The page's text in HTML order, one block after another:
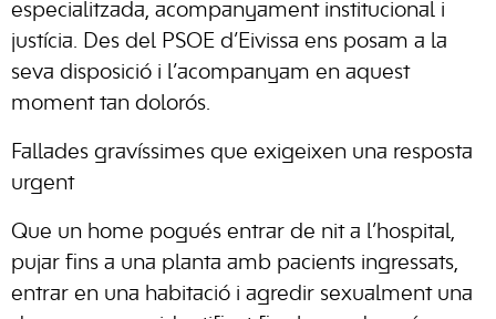
especialitzada, acompanyament institucional i
justícia. Des del PSOE d’Eivissa ens posam a la
seva disposició i l’acompanyam en aquest
moment tan dolorós.
Fallades gravíssimes que exigeixen una resposta
urgent
Que un home pogués entrar de nit a l’hospital,
pujar fins a una planta amb pacients ingressats,
entrar en una habitació i agredir sexualment una